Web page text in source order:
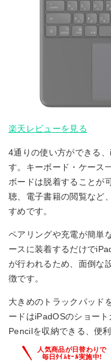
楽天レビューを見る
4通りの使い方ができる
す。キーボード・ケース
ボードは脱着することが
聴、電子書籍の閲覧など
すめです。
ペアリングや充電が簡単
ースに装着するだけで
が行われるため、面倒な
徴です。
大きめのトラックパッド
ードはiPadOSのショー
Pencilを収納できる、便